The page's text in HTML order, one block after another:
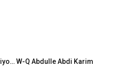
W-Q Abdulle Abdi Karim